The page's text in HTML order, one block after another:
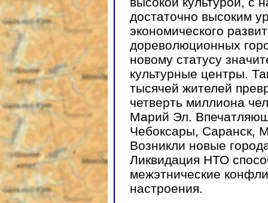
достаточно высоким
экономического
дореволюционных
новому статусу
культурные центры.
тысячей жителей
четверть миллиона
Марий Эл.
Чебоксары, Саранск,
Возникли новые
Ликвидация НТО
межэтнические
настроения.